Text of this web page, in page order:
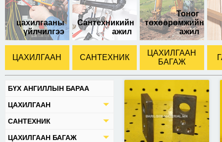
цахилгааны
үйлчилгээ
Сантехникийн
ажил
Тоног
төхөөрөмжийн
ажил
ЦАХИЛГААН САНТЕХНИК
ЦАХИЛГААН
БАГАЖ
БҮХ АНГИЛЛЫН БАРАА
ЦАХИЛГААН
САНТЕХНИК
ЦАХИЛГААН БАГАЖ
хаалганы хос цүү